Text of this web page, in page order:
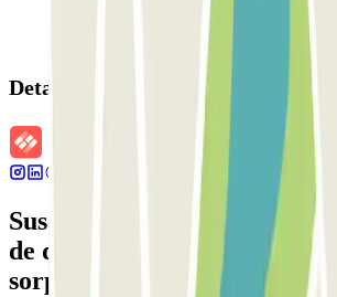
Detalles de la reserva
Suscríbete a nuestra
de descuentos, sorteos y otras
sorpresas.